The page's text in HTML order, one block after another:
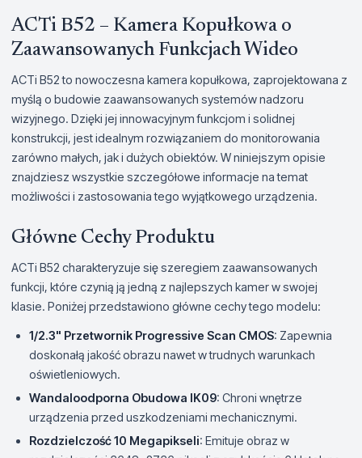
ACTi B52 – Kamera Kopułkowa o
Zaawansowanych Funkcjach Wideo
ACTi B52 to nowoczesna kamera kopułkowa, zaprojektowana z
myślą o budowie zaawansowanych systemów nadzoru
wizyjnego. Dzięki jej innowacyjnym funkcjom i solidnej
konstrukcji, jest idealnym rozwiązaniem do monitorowania
zarówno małych, jak i dużych obiektów. W niniejszym opisie
znajdziesz wszystkie szczegółowe informacje na temat
możliwości i zastosowania tego wyjątkowego urządzenia.
Główne Cechy Produktu
ACTi B52 charakteryzuje się szeregiem zaawansowanych
funkcji, które czynią ją jedną z najlepszych kamer w swojej
klasie. Poniżej przedstawiono główne cechy tego modelu:
1/2.3" Przetwornik Progressive Scan CMOS: Zapewnia
doskonałą jakość obrazu nawet w trudnych warunkach
oświetleniowych.
Wandaloodporna Obudowa IK09: Chroni wnętrze
urządzenia przed uszkodzeniami mechanicznymi.
Rozdzielczość 10 Megapikseli: Emituje obraz w